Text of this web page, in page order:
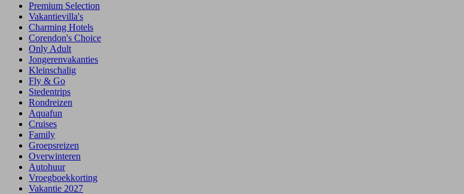
Premium Selection
Vakantievilla's
Charming Hotels
Corendon's Choice
Only Adult
Jongerenvakanties
Kleinschalig
Fly & Go
Stedentrips
Rondreizen
Aquafun
Cruises
Family
Groepsreizen
Overwinteren
Autohuur
Vroegboekkorting
Vakantie 2027